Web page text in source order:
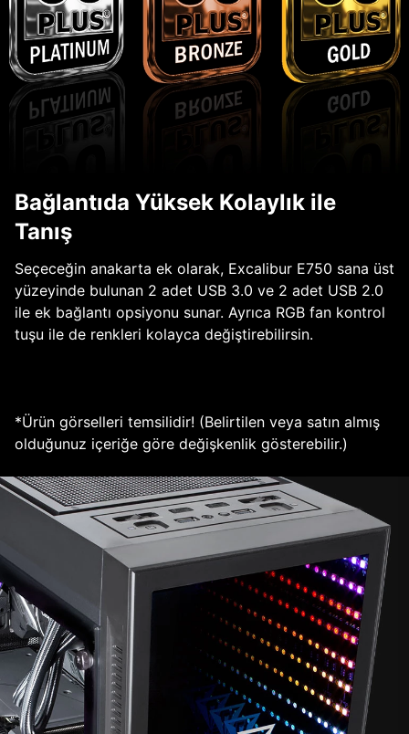
Bağlantıda Yüksek Kolaylık ile
Tanış
Seçeceğin anakarta ek olarak, Excalibur E750 sana üst
yüzeyinde bulunan 2 adet USB 3.0 ve 2 adet USB 2.0
ile ek bağlantı opsiyonu sunar. Ayrıca RGB fan kontrol
tuşu ile de renkleri kolayca değiştirebilirsin.
*Ürün görselleri temsilidir! (Belirtilen veya satın almış
olduğunuz içeriğe göre değişkenlik gösterebilir.)